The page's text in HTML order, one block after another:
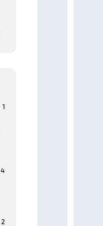
1
4
2